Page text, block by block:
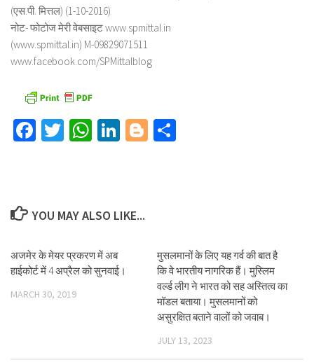
(एस.पी. मित्तल) (1-10-2016)
नोट- फोटोज मेरी वेबसाइट www.spmittal.in
(www.spmittal.in) M-09829071511
www.facebook.com/SPMittalblog
Facebook
TwitterWhatsApp
LinkedIn
Blogger
YOU MAY ALSO LIKE...
अजमेर के मेयर प्रकरण में अब
हाईकोर्ट में 4 अप्रैल को सुनवाई।
MARCH 30, 2019
मुसलमानों के लिए यह गर्व की बात है
कि वे भारतीय नागरिक हैं। मुस्लिम
वर्ल्ड लीग ने भारत को सह अस्तित्व का
मॉडल बताया। मुसलमानों को
असुरक्षित बताने वालों को जवाब।
JULY 13, 2023